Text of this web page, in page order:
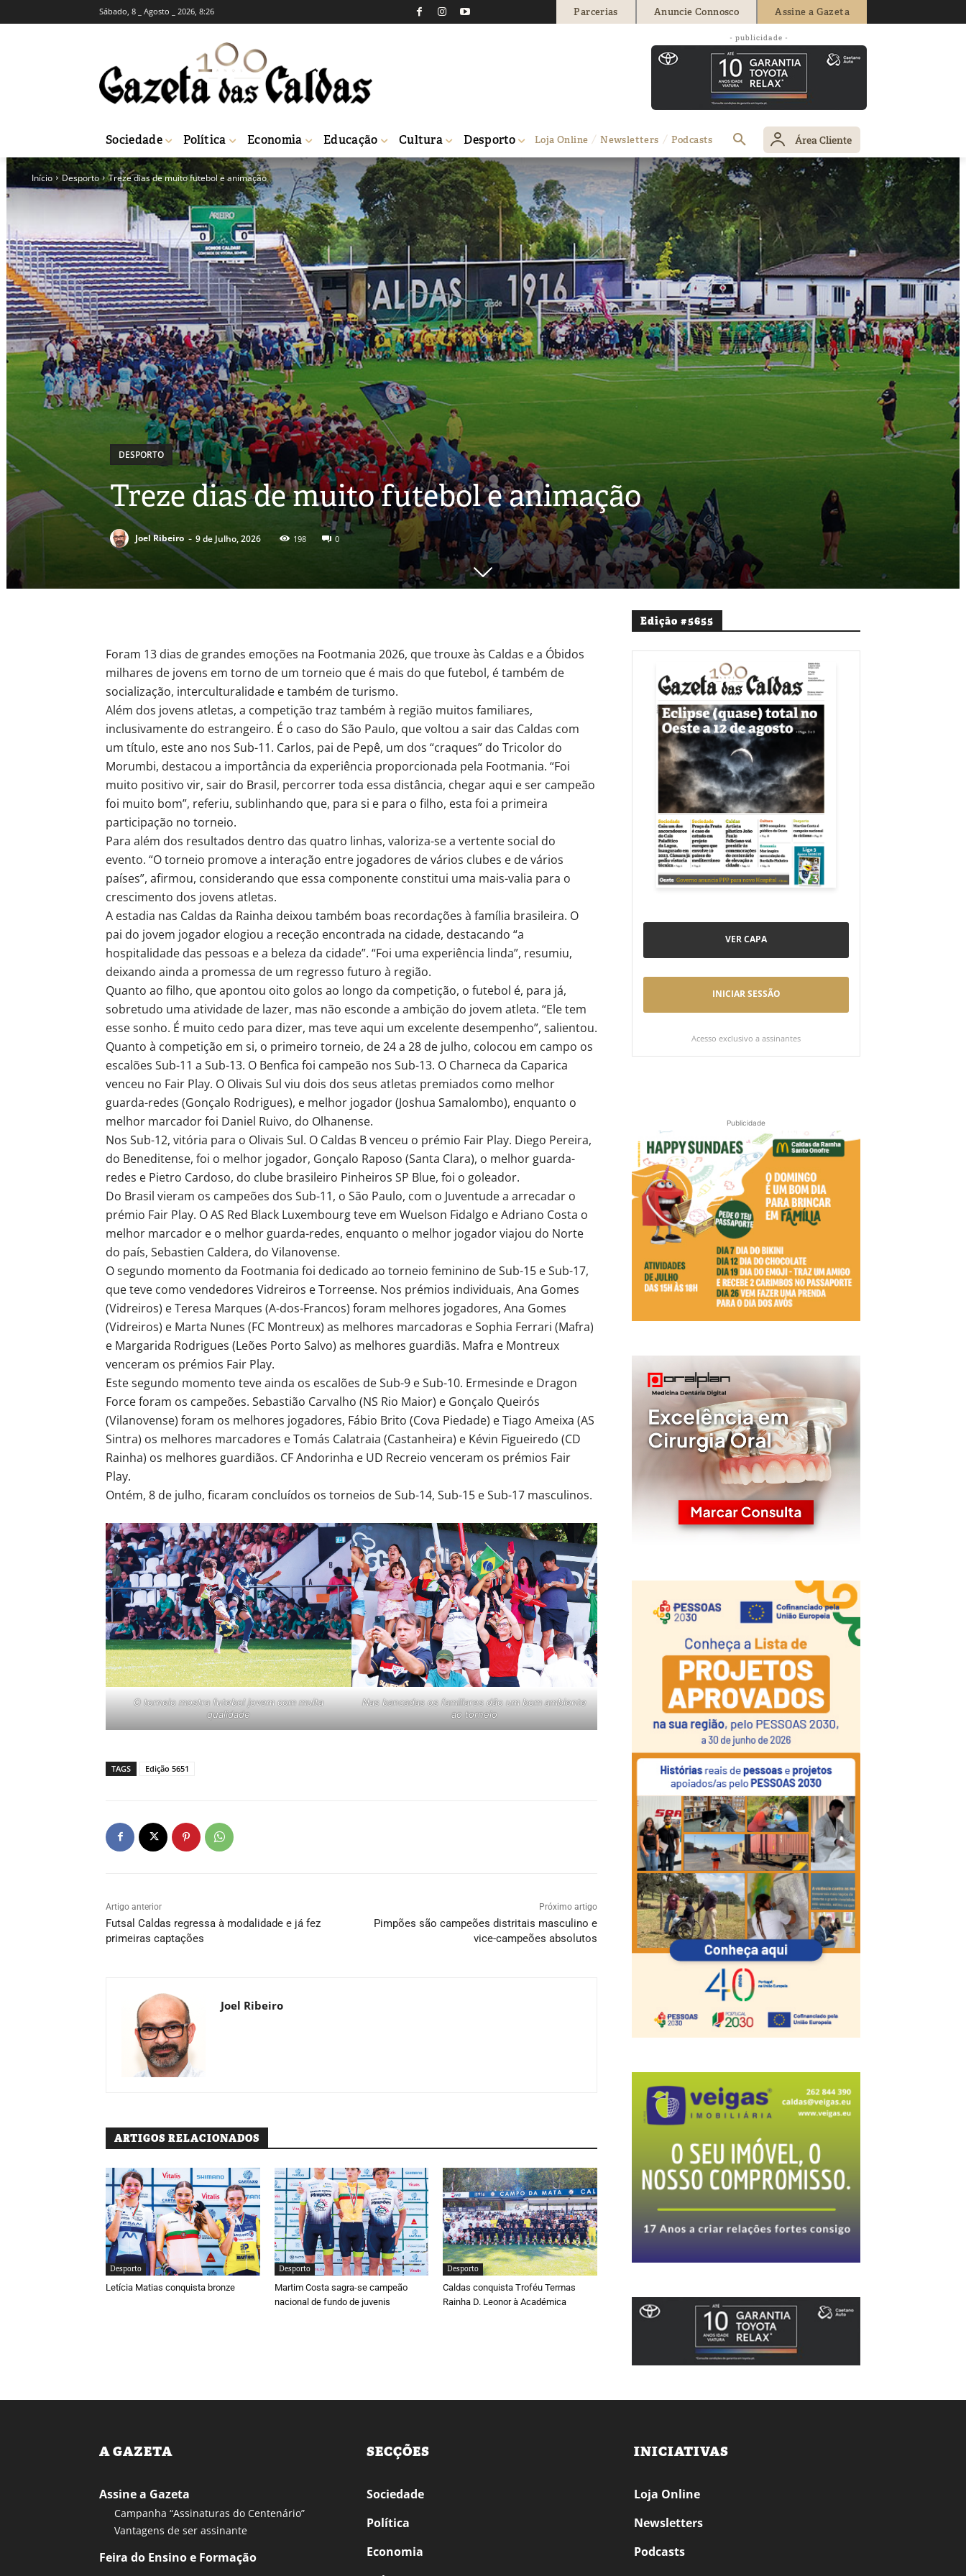
Sábado, 8 _ Agosto _ 2026, 8:26 Parcerias Anuncie Connosco Assine a Gazeta
- publicidade -
Sociedade Política Economia Educação Cultura Desporto Loja Online Newsletters Podcasts Área Cliente
Início Desporto Treze dias de muito futebol e animação
DESPORTO
Treze dias de muito futebol e animação
Joel Ribeiro - 9 de Julho, 2026 198 0
Foram 13 dias de grandes emoções na Footmania 2026, que trouxe às Caldas e a Óbidos
milhares de jovens em torno de um torneio que é mais do que futebol, é também de
socialização, interculturalidade e também de turismo.
Além dos jovens atletas, a competição traz também à região muitos familiares,
inclusivamente do estrangeiro. É o caso do São Paulo, que voltou a sair das Caldas com
um título, este ano nos Sub-11. Carlos, pai de Pepê, um dos “craques” do Tricolor do
Morumbi, destacou a importância da experiência proporcionada pela Footmania. “Foi
muito positivo vir, sair do Brasil, percorrer toda essa distância, chegar aqui e ser campeão
foi muito bom”, referiu, sublinhando que, para si e para o filho, esta foi a primeira
participação no torneio.
Para além dos resultados dentro das quatro linhas, valoriza-se a vertente social do
evento. “O torneio promove a interação entre jogadores de vários clubes e de vários
países”, afirmou, considerando que essa componente constitui uma mais-valia para o
crescimento dos jovens atletas.
A estadia nas Caldas da Rainha deixou também boas recordações à família brasileira. O
pai do jovem jogador elogiou a receção encontrada na cidade, destacando “a
hospitalidade das pessoas e a beleza da cidade”. “Foi uma experiência linda”, resumiu,
deixando ainda a promessa de um regresso futuro à região.
Quanto ao filho, que apontou oito golos ao longo da competição, o futebol é, para já,
sobretudo uma atividade de lazer, mas não esconde a ambição do jovem atleta. “Ele tem
esse sonho. É muito cedo para dizer, mas teve aqui um excelente desempenho”, salientou.
Quanto à competição em si, o primeiro torneio, de 24 a 28 de julho, colocou em campo os
escalões Sub-11 a Sub-13. O Benfica foi campeão nos Sub-13. O Charneca da Caparica
venceu no Fair Play. O Olivais Sul viu dois dos seus atletas premiados como melhor
guarda-redes (Gonçalo Rodrigues), e melhor jogador (Joshua Samalombo), enquanto o
melhor marcador foi Daniel Ruivo, do Olhanense.
Nos Sub-12, vitória para o Olivais Sul. O Caldas B venceu o prémio Fair Play. Diego Pereira,
do Beneditense, foi o melhor jogador, Gonçalo Raposo (Santa Clara), o melhor guarda-
redes e Pietro Cardoso, do clube brasileiro Pinheiros SP Blue, foi o goleador.
Do Brasil vieram os campeões dos Sub-11, o São Paulo, com o Juventude a arrecadar o
prémio Fair Play. O AS Red Black Luxembourg teve em Wuelson Fidalgo e Adriano Costa o
melhor marcador e o melhor guarda-redes, enquanto o melhor jogador viajou do Norte
do país, Sebastien Caldera, do Vilanovense.
O segundo momento da Footmania foi dedicado ao torneio feminino de Sub-15 e Sub-17,
que teve como vendedores Vidreiros e Torreense. Nos prémios individuais, Ana Gomes
(Vidreiros) e Teresa Marques (A-dos-Francos) foram melhores jogadores, Ana Gomes
(Vidreiros) e Marta Nunes (FC Montreux) as melhores marcadoras e Sophia Ferrari (Mafra)
e Margarida Rodrigues (Leões Porto Salvo) as melhores guardiãs. Mafra e Montreux
venceram os prémios Fair Play.
Este segundo momento teve ainda os escalões de Sub-9 e Sub-10. Ermesinde e Dragon
Force foram os campeões. Sebastião Carvalho (NS Rio Maior) e Gonçalo Queirós
(Vilanovense) foram os melhores jogadores, Fábio Brito (Cova Piedade) e Tiago Ameixa (AS
Sintra) os melhores marcadores e Tomás Calatraia (Castanheira) e Kévin Figueiredo (CD
Rainha) os melhores guardiãos. CF Andorinha e UD Recreio venceram os prémios Fair
Play.
Ontém, 8 de julho, ficaram concluídos os torneios de Sub-14, Sub-15 e Sub-17 masculinos.
O torneio mostra futebol jovem com muita
qualidade
Nas bancadas os familiares dão um bom ambiente
ao torneio
TAGS Edição 5651
Artigo anterior
Futsal Caldas regressa à modalidade e já fez
primeiras captações
Próximo artigo
Pimpões são campeões distritais masculino e
vice-campeões absolutos
Joel Ribeiro
ARTIGOS RELACIONADOS
Desporto
Letícia Matias conquista bronze
Desporto
Martim Costa sagra-se campeão
nacional de fundo de juvenis
Desporto
Caldas conquista Troféu Termas
Rainha D. Leonor à Académica
Edição #5655
VER CAPA
INICIAR SESSÃO
Acesso exclusivo a assinantes
Publicidade
A GAZETA
Assine a Gazeta
Campanha “Assinaturas do Centenário”
Vantagens de ser assinante
Feira do Ensino e Formação
SECÇÕES
Sociedade
Política
Economia
INICIATIVAS
Loja Online
Newsletters
Podcasts